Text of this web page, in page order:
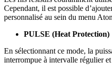
Cependant, il est possible
personnalisé au sein du menu
PULSE (Heat Protection)
En sélectionnant ce mode, la
interrompue à intervalle régulier